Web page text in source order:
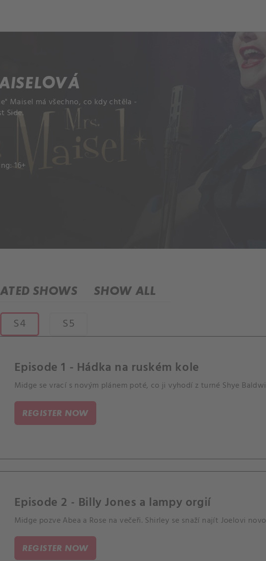
Maisel má všechno, co kdy chtěla -
Side.
16+
SHOWS SHOW ALL
S4 S5
Episode 1 - Hádka na ruském kole
Midge se vrací s novým plánem poté, co ji vyhodí z turné Shye
REGISTER NOW
Episode 2 - Billy Jones a lampy orgií
Midge pozve Abea a Rose na večeři. Shirley se snaží najít Joelovi
REGISTER NOW